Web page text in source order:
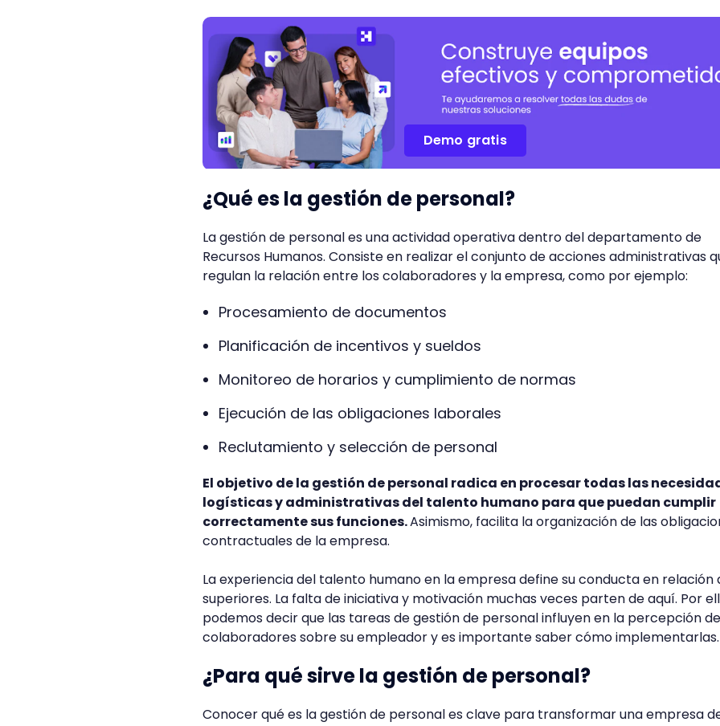
Demo gratis
¿Qué es la gestión de personal?
La gestión de personal es una actividad operativa dentro del departamento de
Recursos Humanos. Consiste en realizar el conjunto de acciones administrativas
regulan la relación entre los colaboradores y la empresa, como por ejemplo:
Procesamiento de documentos
Planificación de incentivos y sueldos
Monitoreo de horarios y cumplimiento de normas
Ejecución de las obligaciones laborales
Reclutamiento y selección de personal
El objetivo de la gestión de personal radica en procesar todas las
logísticas y administrativas del talento humano para que puedan cumplir
correctamente sus funciones.Asimismo, facilita la organización de las
contractuales de la empresa.
La experiencia del talento humano en la empresa define su conducta en relación
superiores. La falta de iniciativa y motivación muchas veces parten de aquí. Por
podemos decir que las tareas de gestión de personal influyen en la percepción
colaboradores sobre su empleador y es importante saber cómo implementarlas.
¿Para qué sirve la gestión de personal?
Conocer qué es la gestión de personal es clave para transformar una empresa